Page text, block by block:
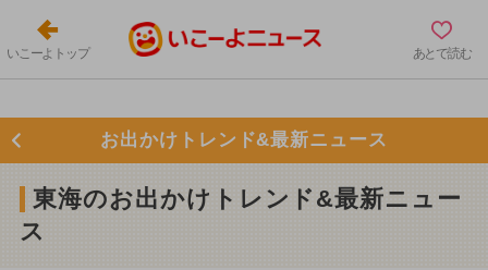
いこーよトップ あとで読む
お出かけトレンド&最新ニュース
東海のお出かけトレンド&最新ニュー
ス